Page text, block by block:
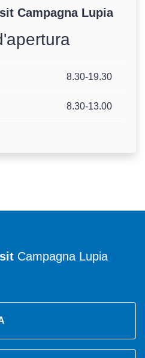
Campagna Lupia
8.30-19.30
8.30-13.00
Campagna Lupia